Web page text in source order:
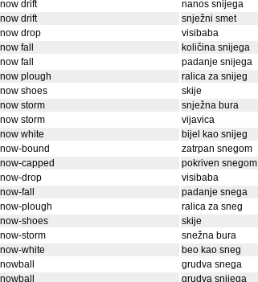
drift
nanos snijega
drift
snježni smet
drop
visibaba
fall
količina snijega
fall
padanje snijega
plough
ralica za snijeg
shoes
skije
storm
snježna bura
storm
vijavica
white
bijel kao snijeg
bound
zatrpan snegom
capped
pokriven snegom
drop
visibaba
fall
padanje snega
plough
ralica za sneg
shoes
skije
storm
snežna bura
white
beo kao sneg
grudva snega
grudva snijega